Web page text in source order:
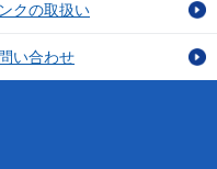
クの取扱い
い合わせ